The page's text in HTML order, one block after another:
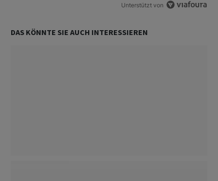
Unterstützt von
DAS KÖNNTE SIE AUCH INTERESSIEREN